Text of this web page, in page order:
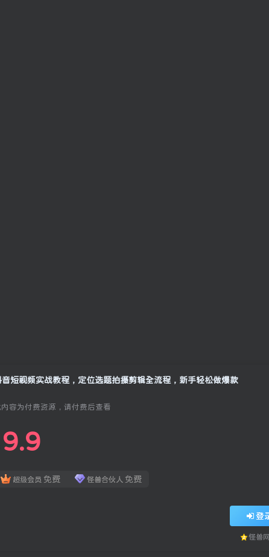
音短视频实战教程，定位选题拍摄剪辑全流程，新手轻松做爆款
内容为付费资源，请付费后查看
9.9
超级会员 免费 怪兽合伙人 免费
登
怪兽